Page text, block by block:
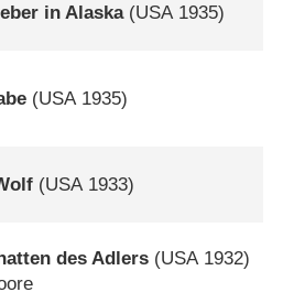
in Alaska(USA 1935)
(USA 1935)
(USA1933)
des Adlers (USA 1932)